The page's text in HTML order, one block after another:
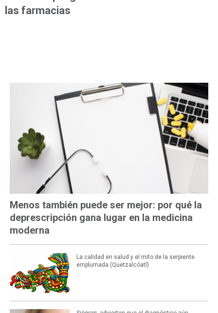
las farmacias
Menos también puede ser mejor: por qué la
deprescripción gana lugar en la medicina
moderna
La calidad en salud y el mito de la serpiente
emplumada (Quetzalcóatl)